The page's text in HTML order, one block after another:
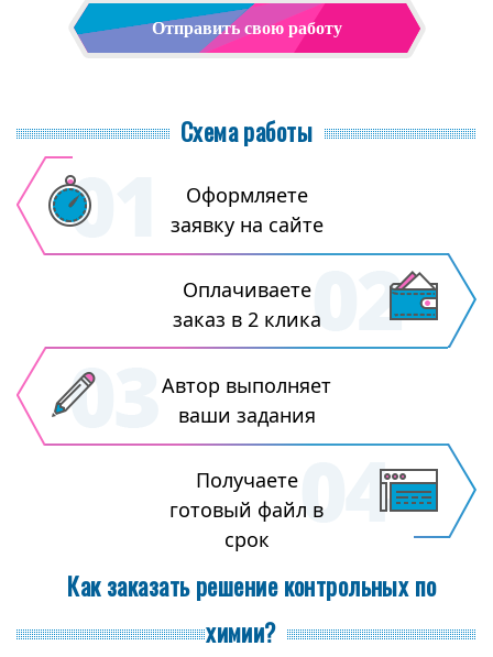
Отправить свою работу
Схема работы
Оформляете
заявку на сайте
Оплачиваете
заказ в 2 клика
Автор выполняет
ваши задания
Получаете
готовый файл в
срок
Как заказать решение контрольных по
химии?